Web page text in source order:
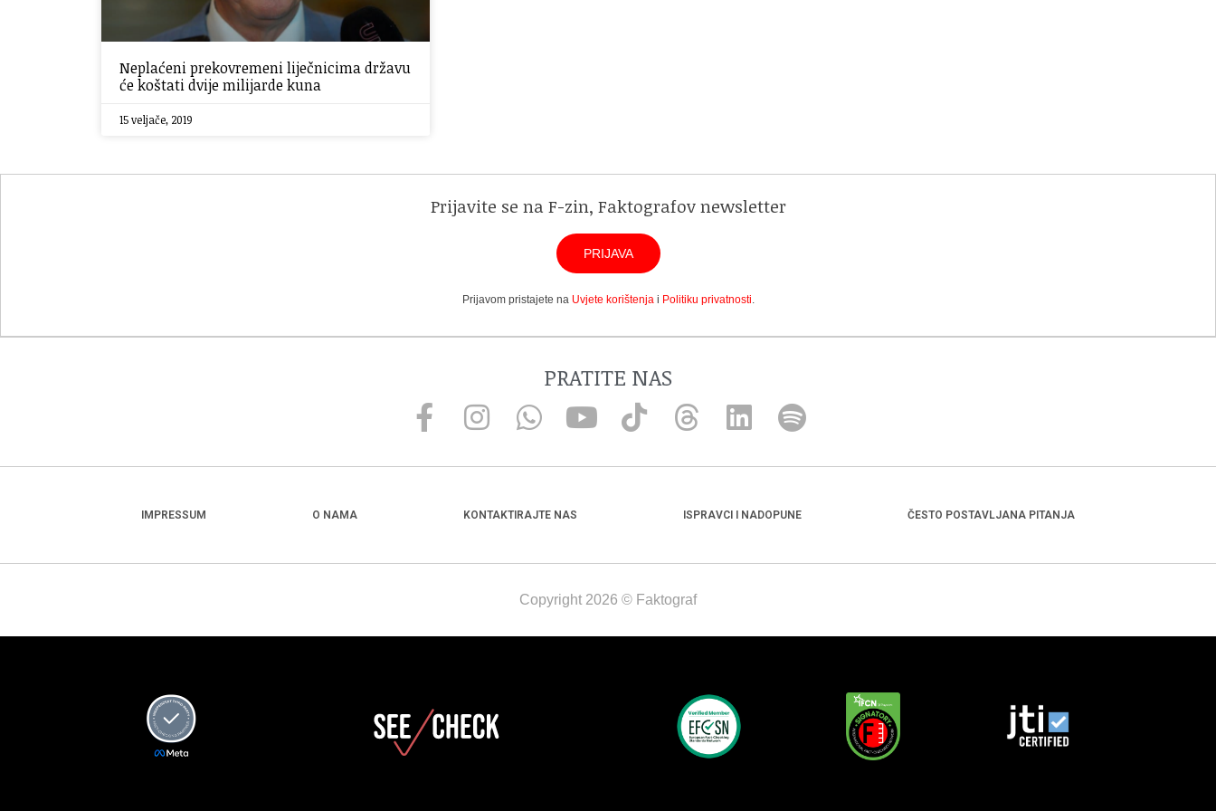
Neplaćeni prekovremeni liječnicima državu
će koštati dvije milijarde kuna
15 veljače, 2019
Prijavite se na F-zin, Faktografov newsletter
PRIJAVA
Prijavom pristajete na Uvjete korištenjai Politiku privatnosti.
PRATITE NAS
IMPRESSUM O NAMA KONTAKTIRAJTE NAS ISPRAVCI I NADOPUNE ČESTO POSTAVLJANA PITANJA
Copyright 2026 © Faktograf